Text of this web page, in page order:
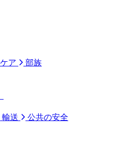
ア 部族
輸送 公共の安全